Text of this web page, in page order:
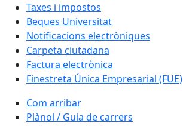
Taxes i impostos
Beques Universitat
Notificacions electròniques
Carpeta ciutadana
Factura electrònica
Finestreta Única Empresarial (FUE)
Com arribar
Plànol / Guia de carrers